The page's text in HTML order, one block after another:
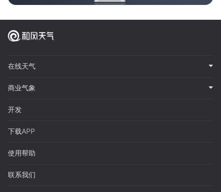
在线天气
商业气象
开发
下载APP
使用帮助
联系我们